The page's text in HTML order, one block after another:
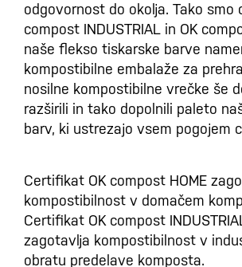
odgovornost do okolja. Tako
compost INDUSTRIAL in OK
naše flekso tiskarske barve
kompostibilne embalaže za
nosilne kompostibilne vrečke še
razširili in tako dopolnili paleto
barv, ki ustrezajo vsem pogojem
Certifikat OK compost HOME
kompostibilnost v domačem
Certifikat OK compost
zagotavlja kompostibilnost v
obratu predelave komposta.